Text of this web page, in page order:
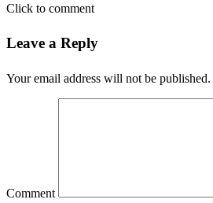
Click to comment
Leave a Reply
Your email address will not be published.
Comment